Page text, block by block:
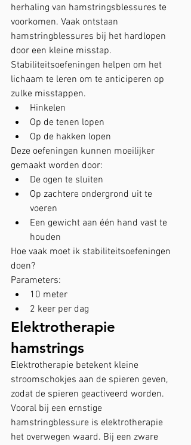
herhaling van hamstringsblessures te
voorkomen. Vaak ontstaan
hamstringblessures bij het hardlopen
door een kleine misstap.
Stabiliteitsoefeningen helpen om het
lichaam te leren om te anticiperen op
zulke misstappen.
Hinkelen
Op de tenen lopen
Op de hakken lopen
Deze oefeningen kunnen moeilijker
gemaakt worden door:
De ogen te sluiten
Op zachtere ondergrond uit te
voeren
Een gewicht aan één hand vast te
houden
Hoe vaak moet ik stabiliteitsoefeningen
doen?
Parameters:
10 meter
2 keer per dag
Elektrotherapie
hamstrings
Elektrotherapie betekent kleine
stroomschokjes aan de spieren geven,
zodat de spieren geactiveerd worden.
Vooral bij een ernstige
hamstringblessure is elektrotherapie
het overwegen waard. Bij een zware